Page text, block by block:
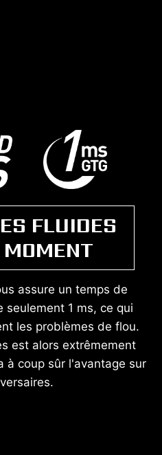
FLUIDES
assure un temps de
seulement 1 ms, ce qui
les problèmes de flou.
est alors extrêmement
à coup sûr l'avantage sur